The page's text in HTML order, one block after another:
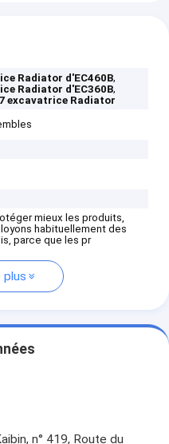
Radiator d'EC460B,
Radiator d'EC360B,
excavatrice Radiator
mieux les produits,
habituellement des
parce que les pr
plus
n° 419, Route du